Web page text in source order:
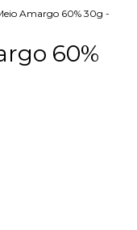
Amargo 60% 30g -
60%